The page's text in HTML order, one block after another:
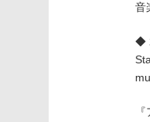
音
◆